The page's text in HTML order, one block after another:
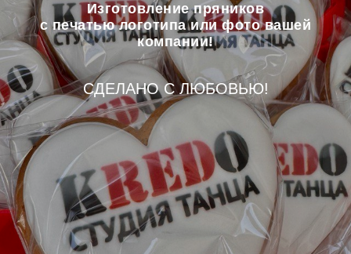
Изготовление пряников
с печатью логотипа или фото вашей
компании!
СДЕЛАНО С ЛЮБОВЬЮ!